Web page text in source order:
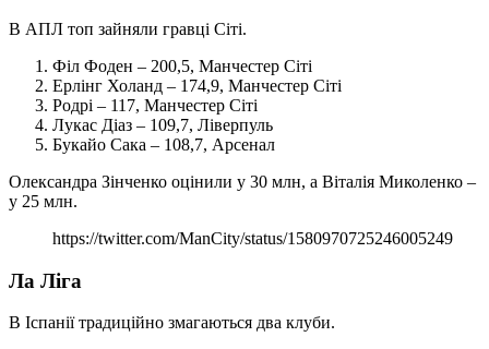
В АПЛ топ зайняли гравці Сіті.
Філ Фоден – 200,5, Манчестер Сіті
Ерлінг Холанд – 174,9, Манчестер Сіті
Родрі – 117, Манчестер Сіті
Лукас Діаз – 109,7, Ліверпуль
Букайо Сака – 108,7, Арсенал
Олександра Зінченко оцінили у 30 млн, а Віталія Миколенко –
у 25 млн.
https://twitter.com/ManCity/status/1580970725246005249
Ла Ліга
В Іспанії традиційно змагаються два клуби.